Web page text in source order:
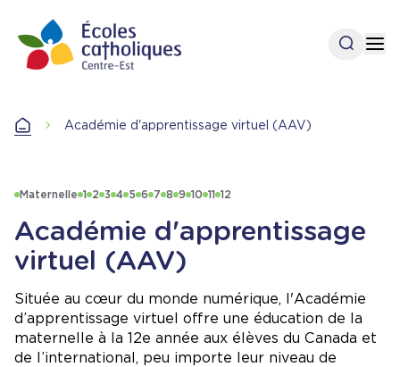
contenu
principal
Ouvrir
AccueilAcadémie d'apprentissage virtuel (AAV)
Maternelle 1 2 3 4 5 6 7 8 9 10 11 12
Académie d'apprentissage
virtuel (AAV)
Située au cœur du monde numérique, l'Académie
d’apprentissage virtuel offre une éducation de la
maternelle à la 12e année aux élèves du Canada et
de l’international, peu importe leur niveau de